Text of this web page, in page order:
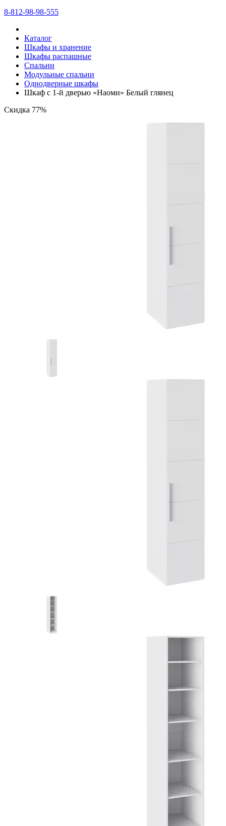
8-812-98-98-555
Каталог
Шкафы и хранение
Шкафы распашные
Спальни
Модульные спальни
Однодверные шкафы
Шкаф с 1-й дверью «Наоми» Белый глянец
Скидка 77%